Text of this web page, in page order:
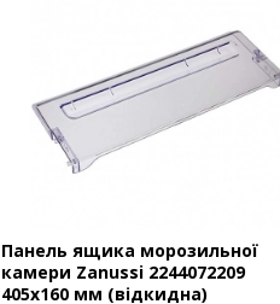
Панель ящика морозильної
камери Zanussi 2244072209
405х160 мм (відкидна)